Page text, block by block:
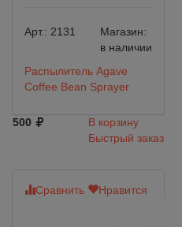
Арт.: 2131
Магазин:
в наличии
Распылитель Agave
Coffee Bean Sprayer
500
В корзину
Быстрый заказ
Сравнить Нравится